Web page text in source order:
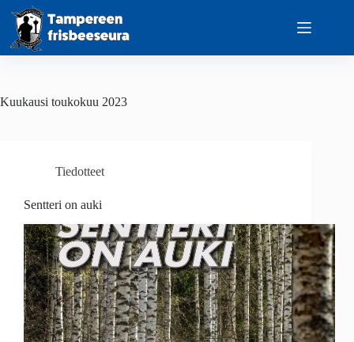
content
Kuukausi toukokuu 2023
Tiedotteet
Sentteri on auki